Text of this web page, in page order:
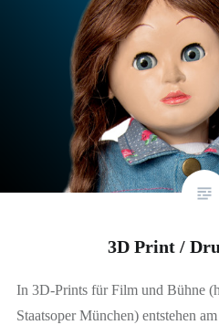
3D Print /
In 3D-Prints für Film und Bühne
Staatsoper München) entstehen